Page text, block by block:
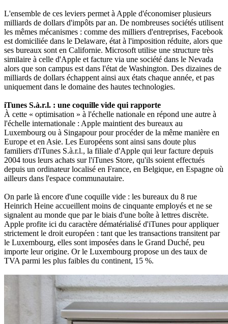
L'ensemble de ces leviers permet à Apple d'économiser plusieurs
milliards de dollars d'impôts par an. De nombreuses sociétés utilisent
les mêmes mécanismes : comme des milliers d'entreprises, Facebook
est domiciliée dans le Delaware, état à l'imposition réduite, alors que
ses bureaux sont en Californie. Microsoft utilise une structure très
similaire à celle d'Apple et facture via une société dans le Nevada
alors que son campus est dans l'état de Washington. Des dizaines de
milliards de dollars échappent ainsi aux états chaque année, et pas
uniquement dans le domaine des hautes technologies.
iTunes S.à.r.l. : une coquille vide qui rapporte
À cette « optimisation » à l'échelle nationale en répond une autre à
l'échelle internationale : Apple maintient des bureaux au
Luxembourg ou à Singapour pour procéder de la même manière en
Europe et en Asie. Les Européens sont ainsi sans doute plus
familiers d'iTunes S.à.r.l., la filiale d'Apple qui leur facture depuis
2004 tous leurs achats sur l'iTunes Store, qu'ils soient effectués
depuis un ordinateur localisé en France, en Belgique, en Espagne où
ailleurs dans l'espace communautaire.
On parle là encore d'une coquille vide : les bureaux du 8 rue
Heinrich Heine accueillent moins de cinquante employés et ne se
signalent au monde que par le biais d'une boîte à lettres discrète.
Apple profite ici du caractère dématérialisé d'iTunes pour appliquer
strictement le droit européen : tant que les transactions transitent par
le Luxembourg, elles sont imposées dans le Grand Duché, peu
importe leur origine. Or le Luxembourg propose un des taux de
TVA parmi les plus faibles du continent, 15 %.